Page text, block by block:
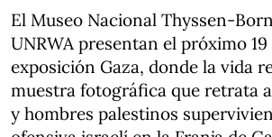
El Museo Nacional Thyssen-
UNRWA presentan el próximo
exposición Gaza, donde la vida
muestra fotográfica que retrata
y hombres palestinos